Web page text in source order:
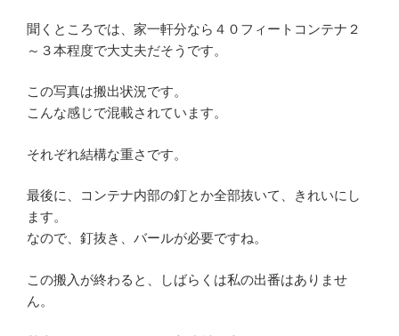
聞くところでは、家一軒分なら４０フィートコンテナ２
～３本程度で大丈夫だそうです。
この写真は搬出状況です。
こんな感じで混載されています。
それぞれ結構な重さです。
最後に、コンテナ内部の釘とか全部抜いて、きれいにし
ます。
なので、釘抜き、バールが必要ですね。
この搬入が終わると、しばらくは私の出番はありませ
ん。